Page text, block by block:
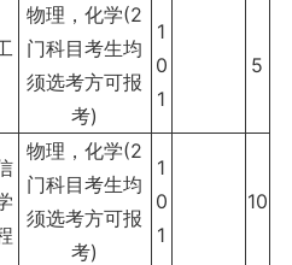
物理，化学(2
门科目考生均
须选考方可报
考)
1
0
1
5
物理，化学(2
门科目考生均
须选考方可报
考)
1
0
1
10